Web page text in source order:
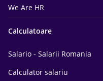
We Are HR
Calculatoare
Salario - Salarii Romania
Calculator salariu